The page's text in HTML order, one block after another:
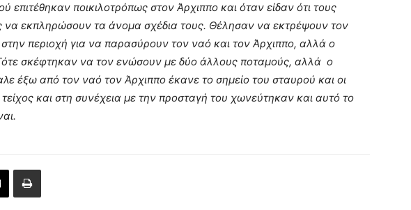
επιτέθηκαν ποικιλοτρόπως στον Άρχιππο και όταν είδαν ότι τους
να εκπληρώσουν τα άνομα σχέδια τους. Θέλησαν να εκτρέψουν τον
περιοχή για να παρασύρουν τον ναό και τον Άρχιππο, αλλά ο
σκέφτηκαν να τον ενώσουν με δύο άλλους ποταμούς, αλλά ο
έξω από τον ναό τον Άρχιππο έκανε το σημείο του σταυρού και οι
και στη συνέχεια με την προσταγή του χωνεύτηκαν και αυτό το